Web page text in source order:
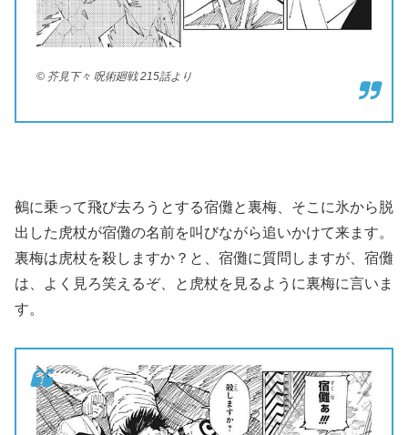
© 芥見下々 呪術廻戦 215話より
鵺に乗って飛び去ろうとする宿儺と裏梅、そこに氷から脱
出した虎杖が宿儺の名前を叫びながら追いかけて来ます。
裏梅は虎杖を殺しますか？と、宿儺に質問しますが、宿儺
は、よく見ろ笑えるぞ、と虎杖を見るように裏梅に言いま
す。